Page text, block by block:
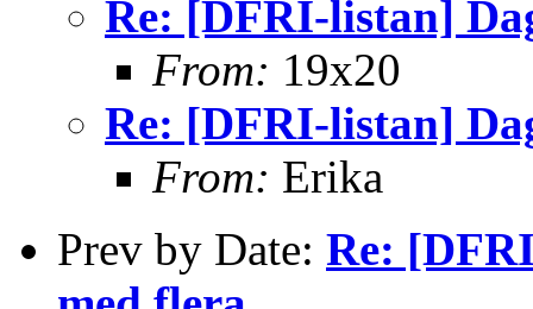
Re: [DFRI-listan]
From: 19x20
Re: [DFRI-listan]
From: Erika
Prev by Date: Re: